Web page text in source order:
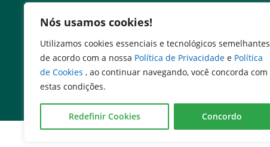
Nós usamos cookies!
Utilizamos cookies essenciais e tecnológicos semelhantes
de acordo com a nossa Política de Privacidade e Política
de Cookies , ao continuar navegando, você concorda com
estas condições.
Redefinir Cookies Concordo
Expresso Servidor
Cadastro de Autoridades
Escola de Governo
Agenda de Autoridades
Programa de Compliance Público